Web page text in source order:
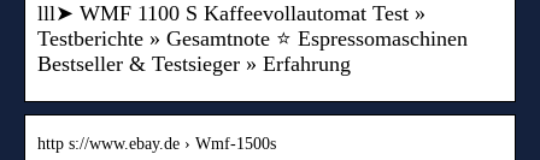
lll➤ WMF 1100 S Kaffeevollautomat Test »
Testberichte » Gesamtnote ⭐ Espressomaschinen
Bestseller & Testsieger » Erfahrung
http s://www.ebay.de › Wmf-1500s